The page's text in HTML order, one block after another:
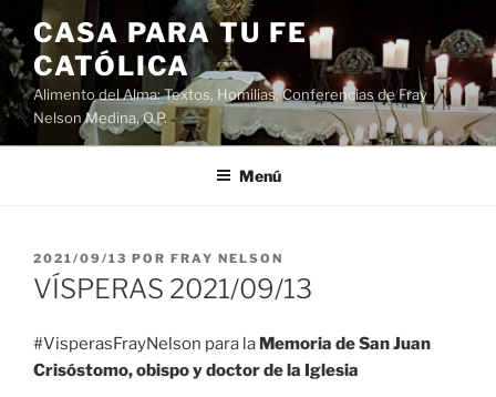
Saltar
al
contenido
CASA PARA TU FE
CATÓLICA
Alimento del Alma: Textos, Homilias, Conferencias de Fray
Nelson Medina, O.P.
Menú
PUBLICADO
EL
2021/09/13 POR FRAY NELSON
VÍSPERAS 2021/09/13
#VisperasFrayNelson para la Memoria de San Juan
Crisóstomo, obispo y doctor de la Iglesia